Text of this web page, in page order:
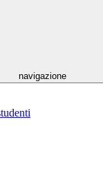
navigazione